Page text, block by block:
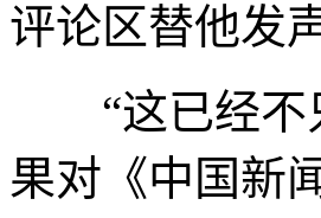
评论区替他发
“这已经不
果对《中国新